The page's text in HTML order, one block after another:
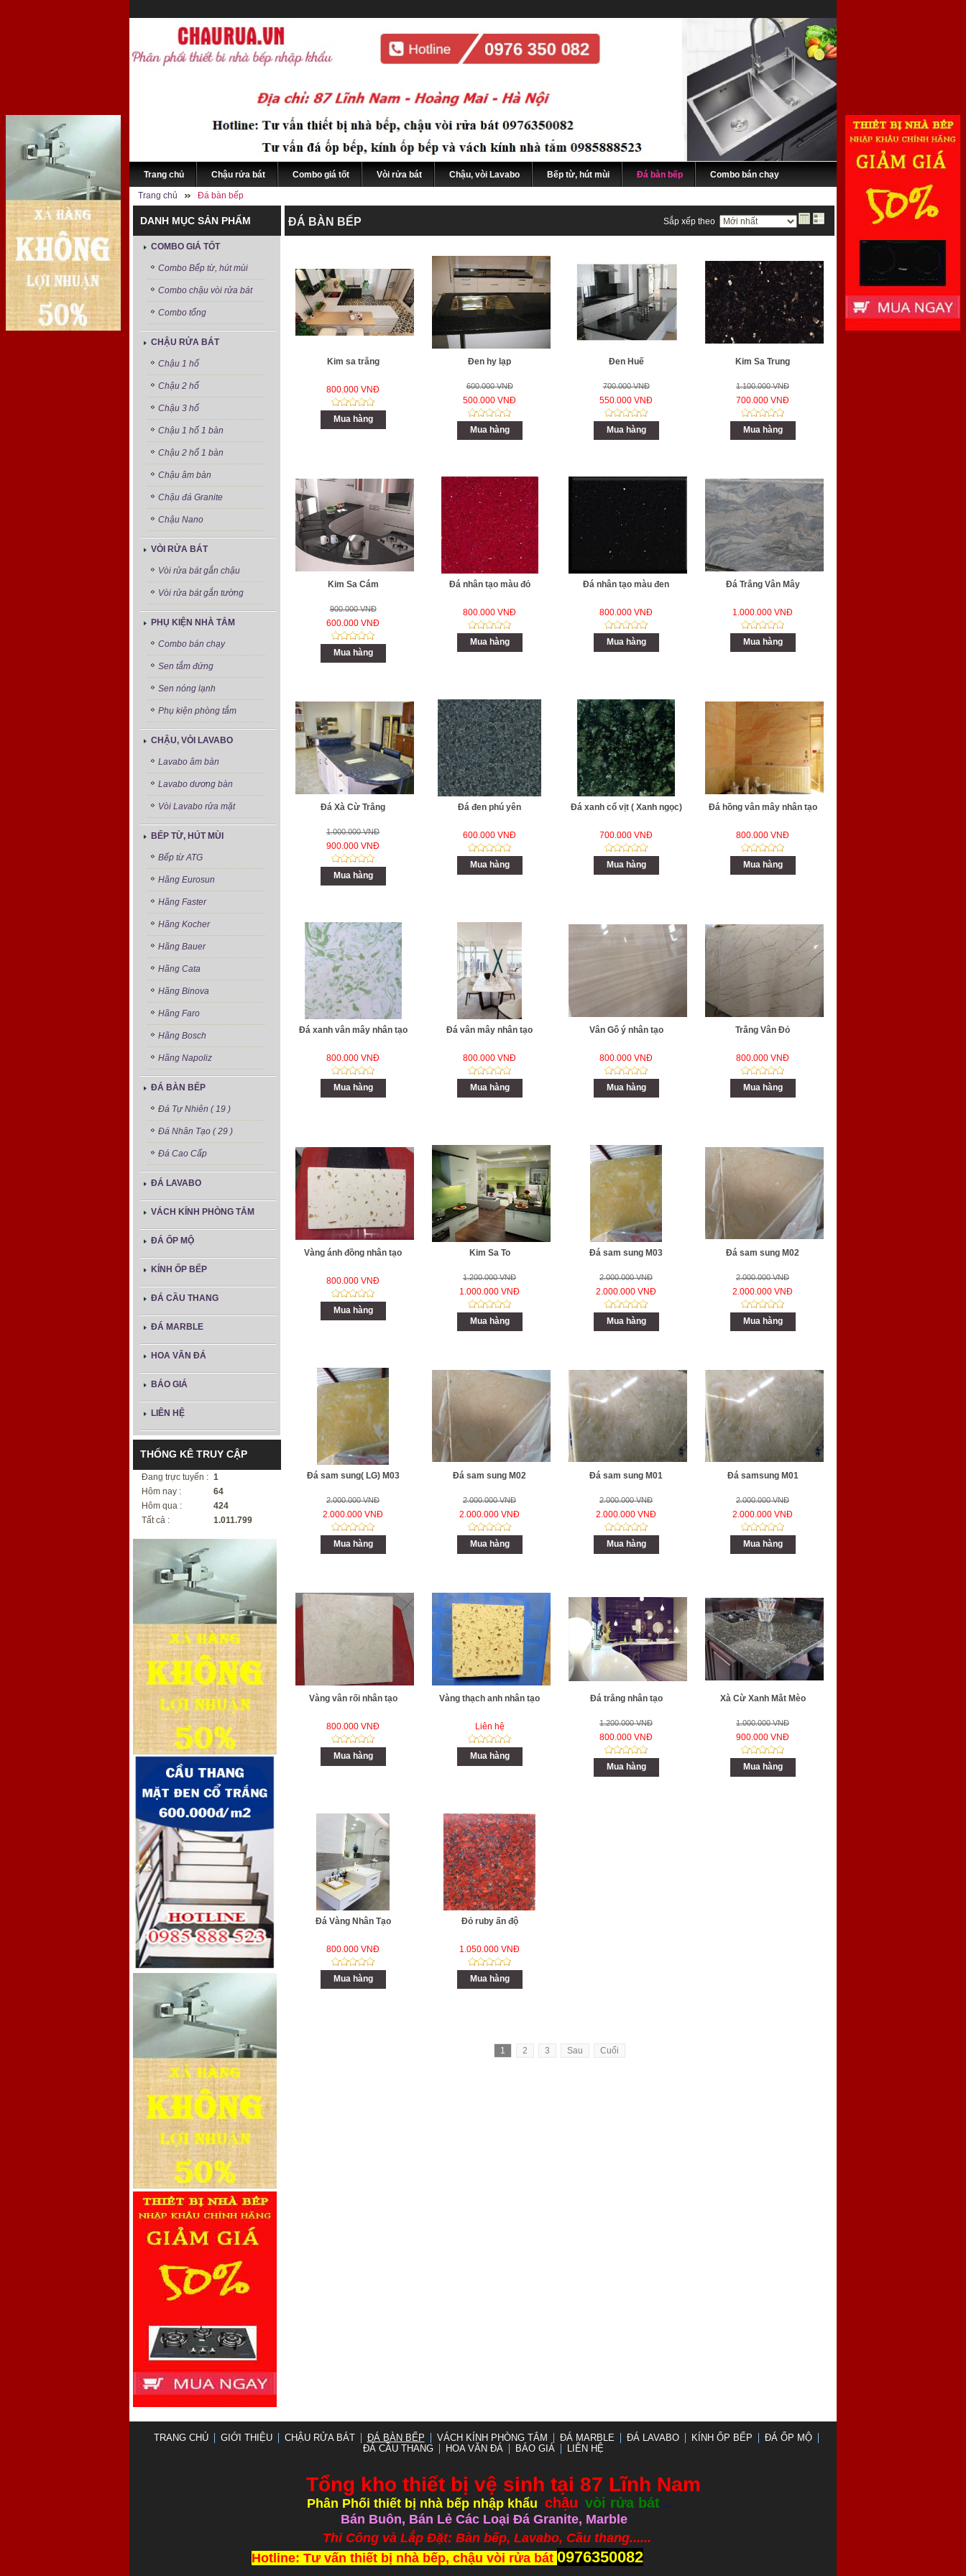
Trang chủ Chậu rửa bát Combo giá tốt Vòi rửa bát Chậu, vòi Lavabo Bếp từ, hút mùi Đá bàn bếp Combo bán chạy
Trang chủ Đá bàn bếp
DANH MỤC SẢN PHẨM
COMBO GIÁ TỐT
Combo Bếp từ, hút mùi
Combo chậu vòi rửa bát
Combo tổng
CHẬU RỬA BÁT
Chậu 1 hố
Chậu 2 hố
Chậu 3 hố
Chậu 1 hố 1 bàn
Chậu 2 hố 1 bàn
Chậu âm bàn
Chậu đá Granite
Chậu Nano
VÒI RỬA BÁT
Vòi rửa bát gắn chậu
Vòi rửa bát gắn tường
PHỤ KIỆN NHÀ TẮM
Combo bán chạy
Sen tắm đứng
Sen nóng lạnh
Phụ kiện phòng tắm
CHẬU, VÒI LAVABO
Lavabo âm bàn
Lavabo dương bàn
Vòi Lavabo rửa mặt
BẾP TỪ, HÚT MÙI
Bếp từ ATG
Hãng Eurosun
Hãng Faster
Hãng Kocher
Hãng Bauer
Hãng Cata
Hãng Binova
Hãng Faro
Hãng Bosch
Hãng Napoliz
ĐÁ BÀN BẾP
Đá Tự Nhiên ( 19 )
Đá Nhân Tạo ( 29 )
Đá Cao Cấp
ĐÁ LAVABO
VÁCH KÍNH PHÒNG TẮM
ĐÁ ỐP MỘ
KÍNH ỐP BẾP
ĐÁ CẦU THANG
ĐÁ MARBLE
HOA VĂN ĐÁ
BÁO GIÁ
LIÊN HỆ
THỐNG KÊ TRUY CẬP
Đang trực tuyến : 1
Hôm nay :
64
Hôm qua :
424
Tất cả :
1.011.799
ĐÁ BÀN BẾP Sắp xếp theo
Kim sa trắng
800.000 VNĐ
Mua hàng
Đen hy lạp
600.000 VNĐ
500.000 VNĐ
Mua hàng
Đen Huế
700.000 VNĐ
550.000 VNĐ
Mua hàng
Kim Sa Trung
1.100.000 VNĐ
700.000 VNĐ
Mua hàng
Kim Sa Cám
900.000 VNĐ
600.000 VNĐ
Mua hàng
Đá nhân tạo màu đỏ
800.000 VNĐ
Mua hàng
Đá nhân tạo màu đen
800.000 VNĐ
Mua hàng
Đá Trắng Vân Mây
1.000.000 VNĐ
Mua hàng
Đá Xà Cừ Trắng
1.000.000 VNĐ
900.000 VNĐ
Mua hàng
Đá đen phú yên
600.000 VNĐ
Mua hàng
Đá xanh cổ vịt ( Xanh ngọc)
700.000 VNĐ
Mua hàng
Đá hồng vân mây nhân tạo
800.000 VNĐ
Mua hàng
Đá xanh vân mây nhân tạo
800.000 VNĐ
Mua hàng
Đá vân mây nhân tạo
800.000 VNĐ
Mua hàng
Vân Gỗ ý nhân tạo
800.000 VNĐ
Mua hàng
Trắng Vân Đỏ
800.000 VNĐ
Mua hàng
Vàng ánh đồng nhân tạo
800.000 VNĐ
Mua hàng
Kim Sa To
1.200.000 VNĐ
1.000.000 VNĐ
Mua hàng
Đá sam sung M03
2.000.000 VNĐ
2.000.000 VNĐ
Mua hàng
Đá sam sung M02
2.000.000 VNĐ
2.000.000 VNĐ
Mua hàng
Đá sam sung( LG) M03
2.000.000 VNĐ
2.000.000 VNĐ
Mua hàng
Đá sam sung M02
2.000.000 VNĐ
2.000.000 VNĐ
Mua hàng
Đá sam sung M01
2.000.000 VNĐ
2.000.000 VNĐ
Mua hàng
Đá samsung M01
2.000.000 VNĐ
2.000.000 VNĐ
Mua hàng
Vàng vân rối nhân tạo
800.000 VNĐ
Mua hàng
Vàng thạch anh nhân tạo
Liên hệ
Mua hàng
Đá trắng nhân tạo
1.200.000 VNĐ
800.000 VNĐ
Mua hàng
Xà Cừ Xanh Mắt Mèo
1.000.000 VNĐ
900.000 VNĐ
Mua hàng
Đá Vàng Nhân Tạo
800.000 VNĐ
Mua hàng
Đỏ ruby ấn độ
1.050.000 VNĐ
Mua hàng
1 2 3 Sau Cuối
TRANG CHỦ GIỚI THIỆU CHẬU RỬA BÁT ĐÁ BÀN BẾP VÁCH KÍNH PHÒNG TẮM ĐÁ MARBLE ĐÁ LAVABO KÍNH ỐP BẾP
ĐÁ ỐP MỘ
ĐÁ CẦU THANG
HOA VĂN ĐÁ BÁO GIÁ LIÊN HỆ
Tổng kho thiết bị vệ sinh tại 87 Lĩnh Nam
Phân Phối thiết bị nhà bếp nhập khẩu, chậu, vòi rửa bát...
Bán Buôn, Bán Lẻ Các Loại Đá Granite, Marble
Thi Công và Lắp Đặt: Bàn bếp, Lavabo, Cầu thang......
Hotline: Tư vấn thiết bị nhà bếp, chậu vòi rửa bát 0976350082